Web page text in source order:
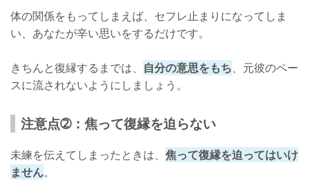
体の関係をもってしまえば、セフレ止まりになってしま
い、あなたが辛い思いをするだけです。
きちんと復縁するまでは、 自分の意思をもち、元彼のペー
スに流されないようにしましょう。
注意点➁：焦って復縁を迫らない
未練を伝えてしまったときは、 焦って復縁を迫ってはいけ
ません。